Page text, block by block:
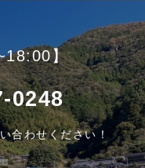
】
0248
合わせください！